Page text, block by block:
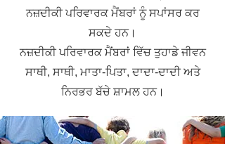
ਨਜ਼ਦੀਕੀ ਪਰਿਵਾਰਕ ਮੈਂਬਰਾਂ ਨੂੰ ਸਪਾਂਸਰ ਕਰ
ਸਕਦੇ ਹਨ।
ਨਜ਼ਦੀਕੀ ਪਰਿਵਾਰਕ ਮੈਂਬਰਾਂ ਵਿੱਚ ਤੁਹਾਡੇ ਜੀਵਨ
ਸਾਥੀ, ਸਾਥੀ, ਮਾਤਾ-ਪਿਤਾ, ਦਾਦਾ-ਦਾਦੀ ਅਤੇ
ਨਿਰਭਰ ਬੱਚੇ ਸ਼ਾਮਲ ਹਨ।